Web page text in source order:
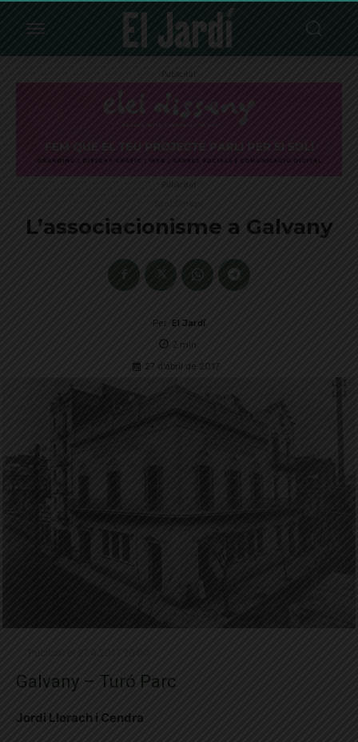
Publicitat
Publicitat
L’associacionisme a Galvany
Per El Jardí
2 min.
27 d'abril de 2017
Galvany – Turó Parc
Jordi Llorach i Cendra